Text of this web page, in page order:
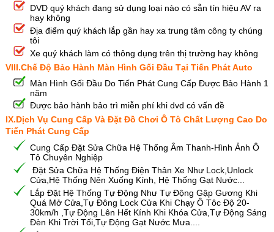
DVD quý khách đang sử dụng loại nào có sẵn tín hiệu AV ra
hay không
Địa điểm quý khách lắp gần hay xa trung tâm công ty chúng
tôi
Xe quý khách làm có thông dụng trên thị trường hay không
VIII.Chế Độ Bảo Hành Màn Hình Gối Đầu Tại Tiến Phát Auto
Màn Hình Gối Đầu Do Tiến Phát Cung Cấp Được Bảo Hành 1
năm
Được bảo hành bảo trì miễn phí khi dvd có vấn đề
IX.Dịch Vụ Cung Cấp Và Đặt Đồ Chơi Ô Tô Chất Lượng Cao Do
Tiến Phát Cung Cấp
Cung Cấp Đặt Sửa Chữa Hệ Thống Âm Thanh-Hình Ảnh Ô
Tô Chuyên Nghiệp
Đặt Sửa Chữa Hệ Thống Điện Thân Xe Như Lock,Unlock
Cửa,Hệ Thống Nên Xuống Kính, Hệ Thống Gạt Nước...
Lắp Đặt Hệ Thống Tự Động Như Tự Động Gập Gương Khi
Quá Mở Cửa,Tự Đông Lock Cửa Khi Chạy Ô Tôc Độ 20-
30km/h ,Tự Động Lên Hết Kính Khi Khóa Cửa,Tự Động Sáng
Đèn Khi Trời Tối,Tự Động Gạt Nước Mưa....